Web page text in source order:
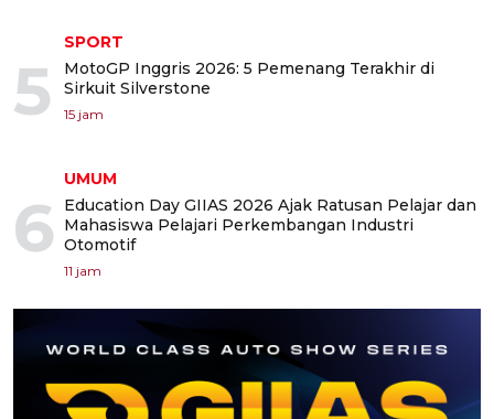
5
SPORT
MotoGP Inggris 2026: 5 Pemenang Terakhir di
Sirkuit Silverstone
15 jam
6
UMUM
Education Day GIIAS 2026 Ajak Ratusan Pelajar dan
Mahasiswa Pelajari Perkembangan Industri
Otomotif
11 jam